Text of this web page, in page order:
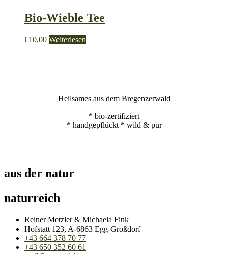
Bio-Wieble Tee
€10,00 Weiterlesen
Heilsames aus dem Bregenzerwald
* bio-zertifiziert
* handgepflückt * wild & pur
aus der natur
naturreich
Reiner Metzler & Michaela Fink
Hofstatt 123, A-6863 Egg-Großdorf
+43 664 378 70 77
+43 650 352 60 61